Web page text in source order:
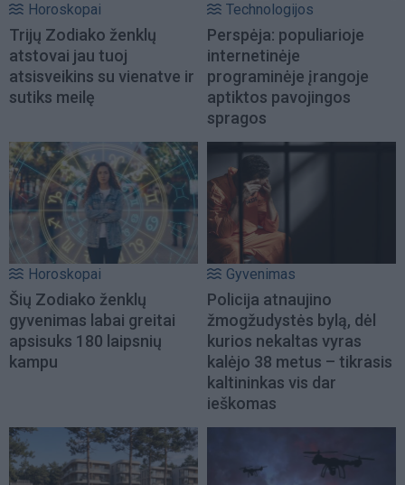
Horoskopai
Trijų Zodiako ženklų
atstovai jau tuoj
atsisveikins su vienatve ir
sutiks meilę
Technologijos
Perspėja: populiarioje
internetinėje
programinėje įrangoje
aptiktos pavojingos
spragos
Horoskopai
Šių Zodiako ženklų
gyvenimas labai greitai
apsisuks 180 laipsnių
kampu
Gyvenimas
Policija atnaujino
žmogžudystės bylą, dėl
kurios nekaltas vyras
kalėjo 38 metus – tikrasis
kaltininkas vis dar
ieškomas